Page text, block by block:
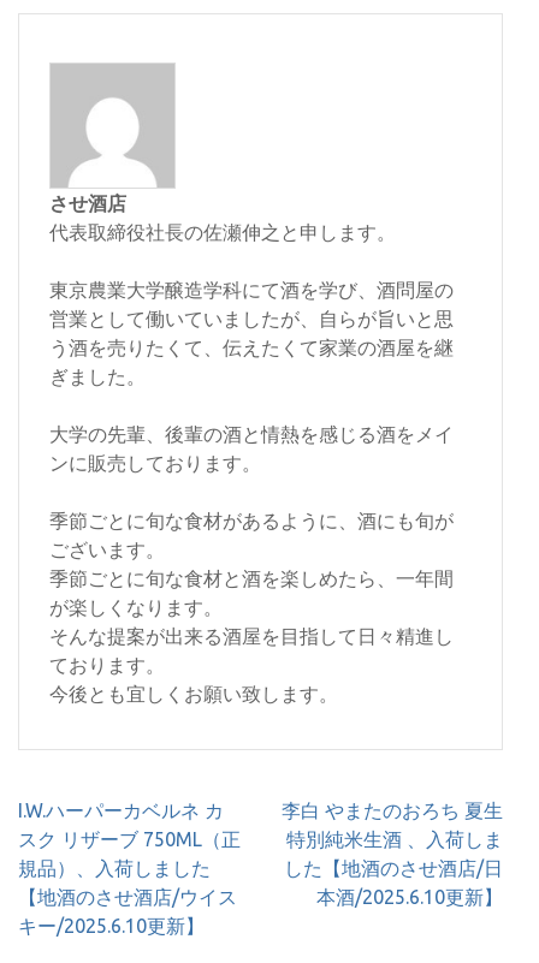
させ酒店
代表取締役社長の佐瀬伸之と申します。
東京農業大学醸造学科にて酒を学び、酒問屋の
営業として働いていましたが、自らが旨いと思
う酒を売りたくて、伝えたくて家業の酒屋を継
ぎました。
大学の先輩、後輩の酒と情熱を感じる酒をメイ
ンに販売しております。
季節ごとに旬な食材があるように、酒にも旬が
ございます。
季節ごとに旬な食材と酒を楽しめたら、一年間
が楽しくなります。
そんな提案が出来る酒屋を目指して日々精進し
ております。
今後とも宜しくお願い致します。
投
稿
ナ
ビ
ゲ
I.W.ハーパーカベルネ カ
スク リザーブ 750ML（正
規品）、入荷しました
【地酒のさせ酒店/ウイス
キー/2025.6.10更新】
李白 やまたのおろち 夏生
特別純米生酒 、入荷しま
した【地酒のさせ酒店/日
本酒/2025.6.10更新】